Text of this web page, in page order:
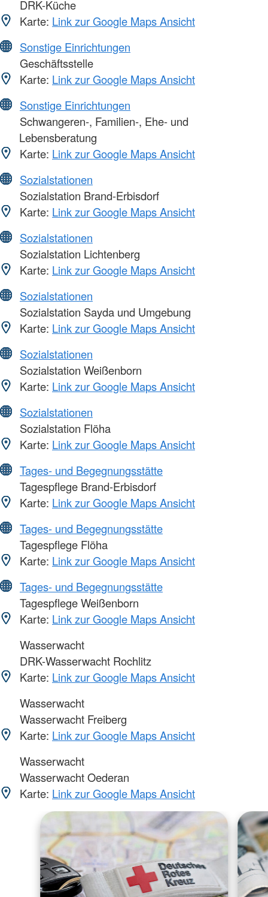
DRK-Küche
Karte: Link zur Google Maps Ansicht
Sonstige Einrichtungen
Geschäftsstelle
Karte: Link zur Google Maps Ansicht
Sonstige Einrichtungen
Schwangeren-, Familien-, Ehe- und
Lebensberatung
Karte: Link zur Google Maps Ansicht
Sozialstationen
Sozialstation Brand-Erbisdorf
Karte: Link zur Google Maps Ansicht
Sozialstationen
Sozialstation Lichtenberg
Karte: Link zur Google Maps Ansicht
Sozialstationen
Sozialstation Sayda und Umgebung
Karte: Link zur Google Maps Ansicht
Sozialstationen
Sozialstation Weißenborn
Karte: Link zur Google Maps Ansicht
Sozialstationen
Sozialstation Flöha
Karte: Link zur Google Maps Ansicht
Tages- und Begegnungsstätte
Tagespflege Brand-Erbisdorf
Karte: Link zur Google Maps Ansicht
Tages- und Begegnungsstätte
Tagespflege Flöha
Karte: Link zur Google Maps Ansicht
Tages- und Begegnungsstätte
Tagespflege Weißenborn
Karte: Link zur Google Maps Ansicht
Wasserwacht
DRK-Wasserwacht Rochlitz
Karte: Link zur Google Maps Ansicht
Wasserwacht
Wasserwacht Freiberg
Karte: Link zur Google Maps Ansicht
Wasserwacht
Wasserwacht Oederan
Karte: Link zur Google Maps Ansicht